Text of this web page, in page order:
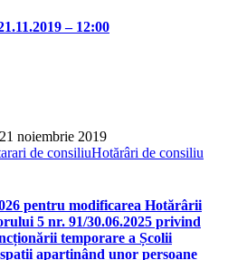
– 12:00
21 noiembrie 2019
de consiliuHotărâri de consiliu
pentru modificarea Hotărârii
5 nr. 91/30.06.2025 privind
temporare a Școlii
aparținând unor persoane